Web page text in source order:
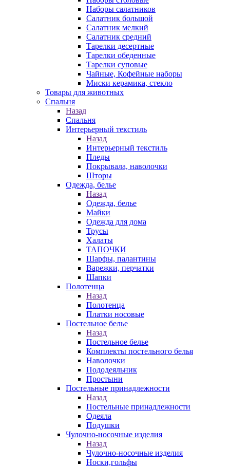
Наборы салатников
Салатник большой
Салатник мелкий
Салатник средний
Тарелки десертные
Тарелки обеденные
Тарелки суповые
Чайные, Кофейные наборы
Миски керамика, стекло
Товары для животных
Спальня
Назад
Спальня
Интерьерный текстиль
Назад
Интерьерный текстиль
Пледы
Покрывала, наволочки
Шторы
Одежда, белье
Назад
Одежда, белье
Майки
Одежда для дома
Трусы
Халаты
ТАПОЧКИ
Шарфы, палантины
Варежки, перчатки
Шапки
Полотенца
Назад
Полотенца
Платки носовые
Постельное белье
Назад
Постельное белье
Комплекты постельного белья
Наволочки
Пододеяльник
Простыни
Постельные принадлежности
Назад
Постельные принадлежности
Одеяла
Подушки
Чулочно-носочные изделия
Назад
Чулочно-носочные изделия
Носки,гольфы